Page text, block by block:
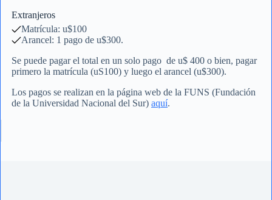
Extranjeros
Matrícula: u$100
Arancel: 1 pago de u$300.
Se puede pagar el total en un solo pago de u$ 400 o bien, pagar
primero la matrícula (uS100) y luego el arancel (u$300).
Los pagos se realizan en la página web de la FUNS (Fundación
de la Universidad Nacional del Sur) aquí.